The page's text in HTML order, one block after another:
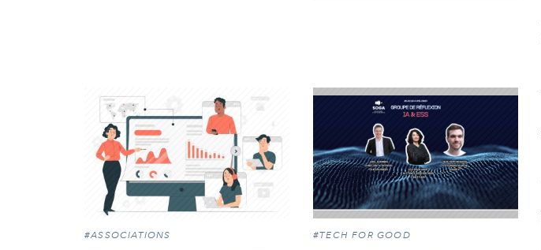
#ASSOCIATIONS #TECH FOR GOOD